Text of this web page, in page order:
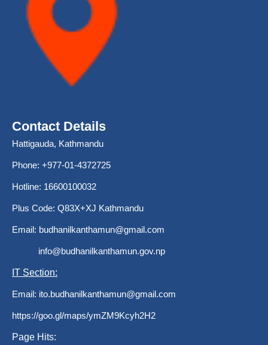
Contact Details
Hattigauda, Kathmandu
Phone: +977-01-4372725
Hotline: 16600100032
Plus Code: Q83X+XJ Kathmandu
Email: budhanilkanthamun@gmail.com
info@budhanilkanthamun.gov.np
IT Section:
Email: ito.budhanilkanthamun@gmail.com
https://goo.gl/maps/ymZM9Kcyh2H2
Page Hits: